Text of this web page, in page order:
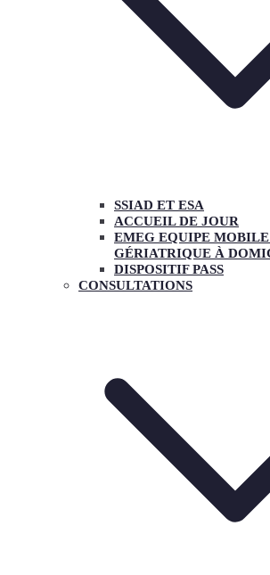
SSIAD ET ESA
ACCUEIL DE JOUR
EMEG EQUIPE
GÉRIATRIQUE À
DISPOSITIF PASS
CONSULTATIONS